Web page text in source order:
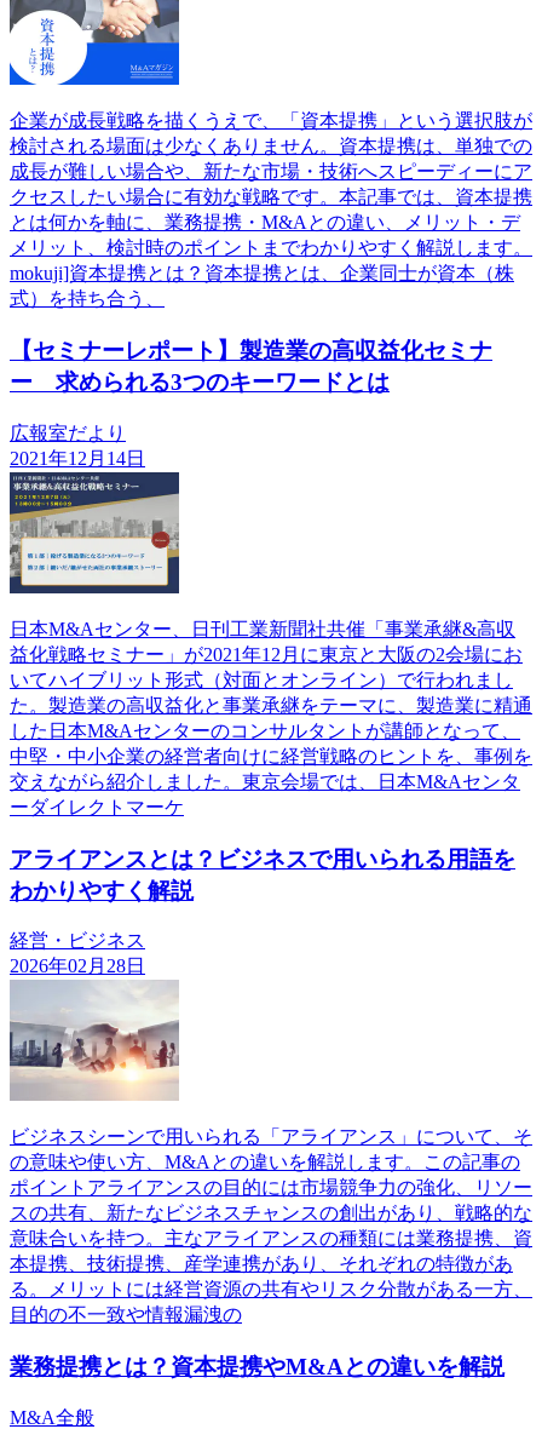
企業が成長戦略を描くうえで、「資本提携」という選択肢が
検討される場面は少なくありません。資本提携は、単独での
成長が難しい場合や、新たな市場・技術へスピーディーにア
クセスしたい場合に有効な戦略です。本記事では、資本提携
とは何かを軸に、業務提携・M&Aとの違い、メリット・デ
メリット、検討時のポイントまでわかりやすく解説します。
mokuji]資本提携とは？資本提携とは、企業同士が資本（株
式）を持ち合う、
【セミナーレポート】製造業の高収益化セミナ
ー 求められる3つのキーワードとは
広報室だより
2021年12月14日
日本M&Aセンター、日刊工業新聞社共催「事業承継&高収
益化戦略セミナー」が2021年12月に東京と大阪の2会場にお
いてハイブリット形式（対面とオンライン）で行われまし
た。製造業の高収益化と事業承継をテーマに、製造業に精通
した日本M&Aセンターのコンサルタントが講師となって、
中堅・中小企業の経営者向けに経営戦略のヒントを、事例を
交えながら紹介しました。東京会場では、日本M&Aセンタ
ーダイレクトマーケ
アライアンスとは？ビジネスで用いられる用語を
わかりやすく解説
経営・ビジネス
2026年02月28日
ビジネスシーンで用いられる「アライアンス」について、そ
の意味や使い方、M&Aとの違いを解説します。この記事の
ポイントアライアンスの目的には市場競争力の強化、リソー
スの共有、新たなビジネスチャンスの創出があり、戦略的な
意味合いを持つ。主なアライアンスの種類には業務提携、資
本提携、技術提携、産学連携があり、それぞれの特徴があ
る。メリットには経営資源の共有やリスク分散がある一方、
目的の不一致や情報漏洩の
業務提携とは？資本提携やM&Aとの違いを解説
M&A全般